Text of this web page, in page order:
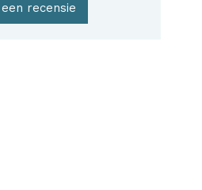
recensie